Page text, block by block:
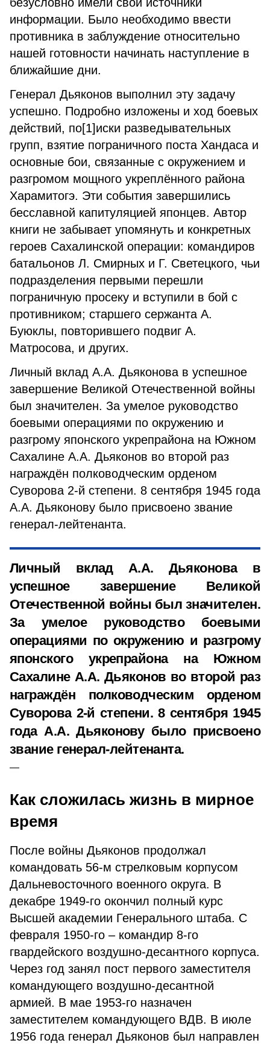
информации. Было необходимо ввести
противника в заблуждение относительно
нашей готовности начинать наступление в
ближайшие дни.
Генерал Дьяконов выполнил эту задачу
успешно. Подробно изложены и ход боевых
действий, по[1]иски разведывательных
групп, взятие пограничного поста Хандаса и
основные бои, связанные с окружением и
разгромом мощного укреплённого района
Харамитогэ. Эти события завершились
бесславной капитуляцией японцев. Автор
книги не забывает упомянуть и конкретных
героев Сахалинской операции: командиров
батальонов Л. Смирных и Г. Светецкого, чьи
подразделения первыми перешли
пограничную просеку и вступили в бой с
противником; старшего сержанта А.
Буюклы, повторившего подвиг А.
Матросова, и других.
Личный вклад А.А. Дьяконова в успешное
завершение Великой Отечественной войны
был значителен. За умелое руководство
боевыми операциями по окружению и
разгрому японского укрепрайона на Южном
Сахалине А.А. Дьяконов во второй раз
награждён полководческим орденом
Суворова 2-й степени. 8 сентября 1945 года
А.А. Дьяконову было присвоено звание
генерал-лейтенанта.
Личный вклад А.А. Дьяконова в
успешное завершение Великой
Отечественной войны был значителен.
За умелое руководство боевыми
операциями по окружению и разгрому
японского укрепрайона на Южном
Сахалине А.А. Дьяконов во второй раз
награждён полководческим орденом
Суворова 2-й степени. 8 сентября 1945
года А.А. Дьяконову было присвоено
звание генерал-лейтенанта.
Как сложилась жизнь в мирное
время
После войны Дьяконов продолжал
командовать 56-м стрелковым корпусом
Дальневосточного военного округа. В
декабре 1949-го окончил полный курс
Высшей академии Генерального штаба. С
февраля 1950-го – командир 8-го
гвардейского воздушно-десантного корпуса.
Через год занял пост первого заместителя
командующего воздушно-десантной
армией. В мае 1953-го назначен
заместителем командующего ВДВ. В июле
1956 года генерал Дьяконов был направлен